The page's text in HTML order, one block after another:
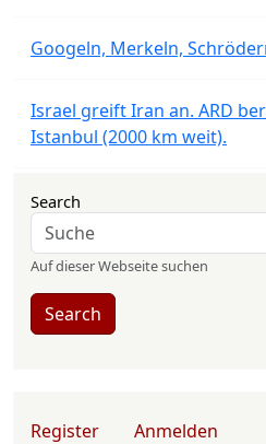
Googeln, Merkeln,
Israel greift Iran an. ARD
Istanbul (2000 km weit).
Search
Auf dieser Webseite suchen
Search
User account menu
Register Anmelden